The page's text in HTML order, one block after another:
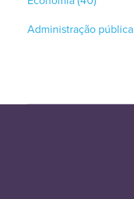
Administração pública